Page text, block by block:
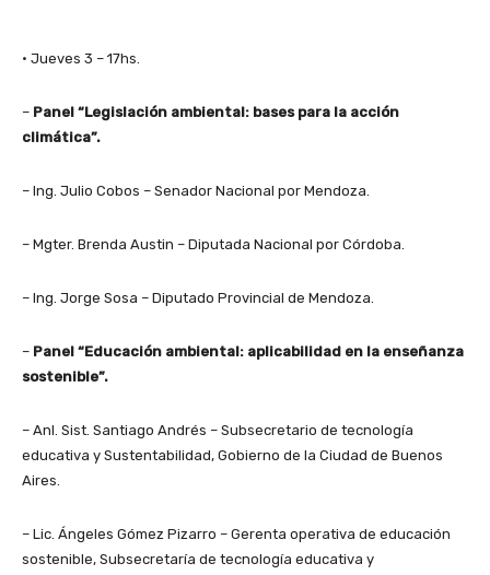
• Jueves 3 – 17hs.
– Panel “Legislación ambiental: bases para la acción
climática”.
– Ing. Julio Cobos – Senador Nacional por Mendoza.
– Mgter. Brenda Austin – Diputada Nacional por Córdoba.
– Ing. Jorge Sosa – Diputado Provincial de Mendoza.
– Panel “Educación ambiental: aplicabilidad en la enseñanza
sostenible”.
– Anl. Sist. Santiago Andrés – Subsecretario de tecnología
educativa y Sustentabilidad, Gobierno de la Ciudad de Buenos
Aires.
– Lic. Ángeles Gómez Pizarro – Gerenta operativa de educación
sostenible, Subsecretaría de tecnología educativa y